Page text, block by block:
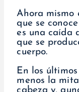
Ahora mismo
que se
es una caída
que se
cuerpo.
En los
menos la